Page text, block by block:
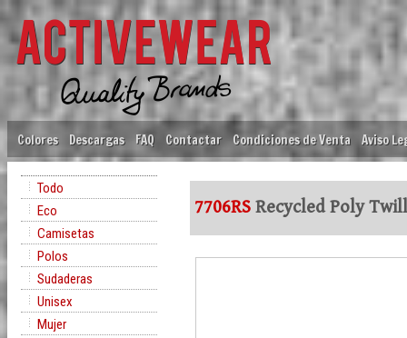
Colores Descargas FAQ Contactar Condiciones de Venta Aviso
Todo
Eco
Camisetas
Polos
Sudaderas
Unisex
Mujer
7706RS Recycled Poly